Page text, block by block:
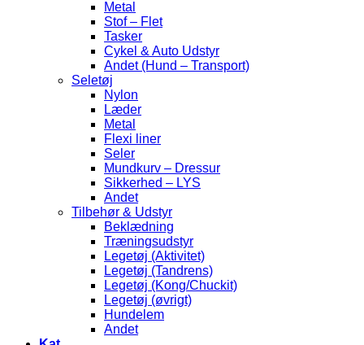
Metal
Stof – Flet
Tasker
Cykel & Auto Udstyr
Andet (Hund – Transport)
Seletøj
Nylon
Læder
Metal
Flexi liner
Seler
Mundkurv – Dressur
Sikkerhed – LYS
Andet
Tilbehør & Udstyr
Beklædning
Træningsudstyr
Legetøj (Aktivitet)
Legetøj (Tandrens)
Legetøj (Kong/Chuckit)
Legetøj (øvrigt)
Hundelem
Andet